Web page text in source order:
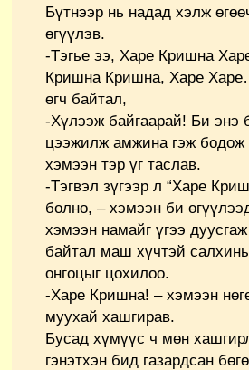
Бүтнээр нь надад хэлж
өгүүлэв.
-Тэгье ээ, Харе Кришна
Кришна Кришна, Харе
өгч байтал,
-Хүлээж байгаарай! Би энэ
цээжилж амжина гэж бодож
хэмээн тэр үг таслав.
-Тэгвэл зүгээр л “Харе
болно, – хэмээн би
хэмээн намайг үгээ
байтал маш хүчтэй
онгоцыг цохилоо.
-Харе Кришна! – хэмээн
муухай хашгирав.
Бусад хүмүүс ч мөн
гэнэтхэн бид газардсан